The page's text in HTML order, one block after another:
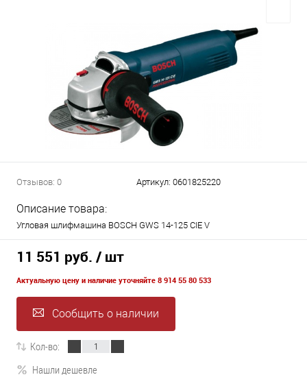
Отзывов: 0 Артикул: 0601825220
Описание товара:
Угловая шлифмашина BOSCH GWS 14-125 CIE V
11 551 руб. / шт
Актуальную цену и наличие уточняйте 8 914 55 80 533
Сообщить о наличии
Кол-во:
Нашли дешевле